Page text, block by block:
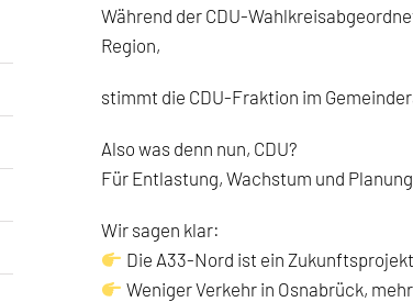
Während der CDU-
Region,
stimmt die CDU-Fraktion im
Also was denn nun, CDU?
Für Entlastung, Wachstum und
Wir sagen klar:
Die A33-Nord ist ein
Weniger Verkehr in Osnabrück,